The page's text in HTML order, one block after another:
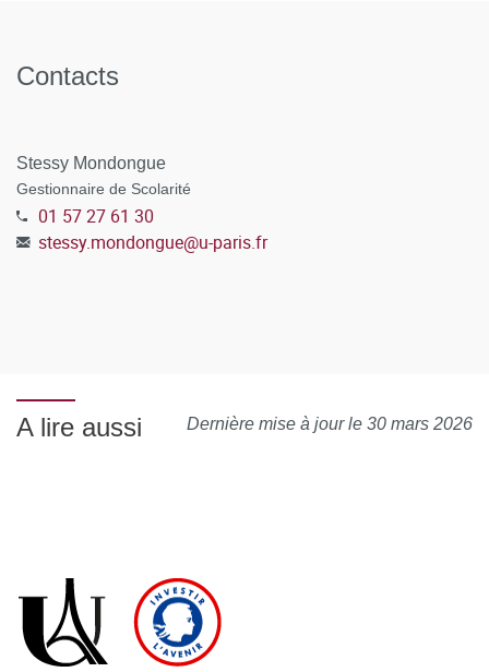
Contacts
Stessy Mondongue
Gestionnaire de Scolarité
01 57 27 61 30
stessy.mondongue@u-paris.fr
Dernière mise à jour le 30 mars 2026
A lire aussi